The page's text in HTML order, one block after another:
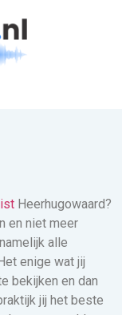
Heerhugowaard?
en niet meer
alle
enige wat jij
bekijken en dan
jij het beste